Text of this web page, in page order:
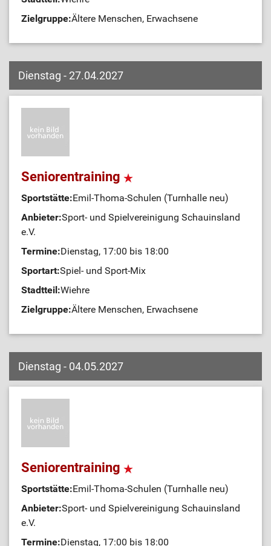
Zielgruppe:Ältere Menschen, Erwachsene
Dienstag - 27.04.2027
Seniorentraining
Sportstätte:Emil-Thoma-Schulen (Turnhalle neu)
Anbieter:Sport- und Spielvereinigung Schauinsland
e.V.
Termine:Dienstag, 17:00 bis 18:00
Sportart:Spiel- und Sport-Mix
Stadtteil:Wiehre
Zielgruppe:Ältere Menschen, Erwachsene
Dienstag - 04.05.2027
Seniorentraining
Sportstätte:Emil-Thoma-Schulen (Turnhalle neu)
Anbieter:Sport- und Spielvereinigung Schauinsland
e.V.
Termine:Dienstag, 17:00 bis 18:00